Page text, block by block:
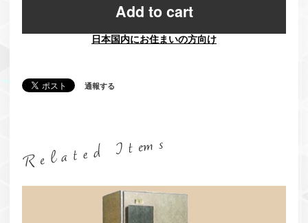
Add to cart
日本国内にお住まいの方向け
通報する